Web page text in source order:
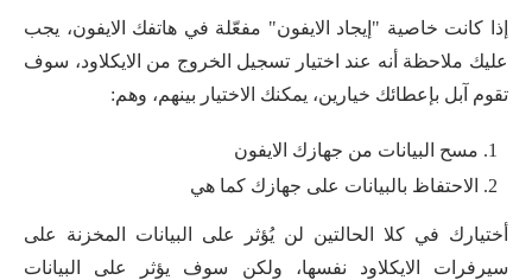
إذا كانت خاصية "إيجاد الايفون" مفعّلة في هاتفك الايفون، يجب
عليك ملاحظة أنه عند اختيار تسجيل الخروج من الايكلاود، سوف
تقوم آبل بإعطائك خيارين، يمكنك الاختيار بينهم، وهم:
مسح البيانات من جهازك الايفون
الاحتفاظ بالبيانات على جهازك كما هي
أختيارك في كلا الحالتين لن يُؤثر على البيانات المخزنة على
سيرفرات الايكلاود نفسها، ولكن سوف يؤثر على البيانات